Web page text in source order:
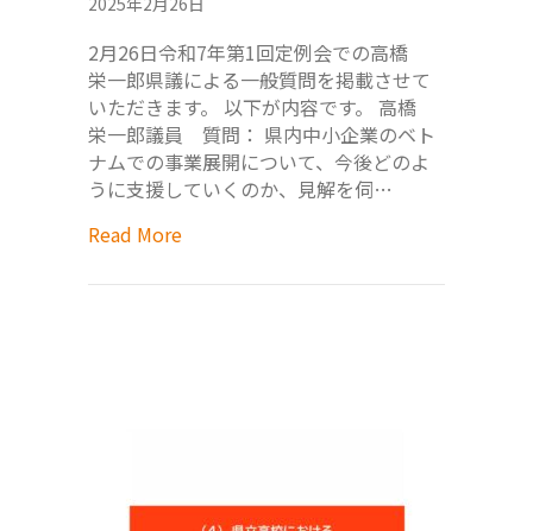
2月26日令和7年第1回定例会での高橋
栄一郎県議による一般質問を掲載させて
いただきます。 以下が内容です。 高橋
栄一郎議員 質問： 県内中小企業のベト
ナムでの事業展開について、今後どのよ
うに支援していくのか、見解を伺…
Read More